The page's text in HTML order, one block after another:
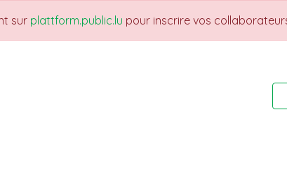
sur plattform.public.lu pour inscrire vos